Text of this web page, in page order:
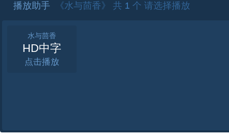
播放助手 《水与茴香》 共 1 个 请选择播放
水与茴香
HD中字
点击